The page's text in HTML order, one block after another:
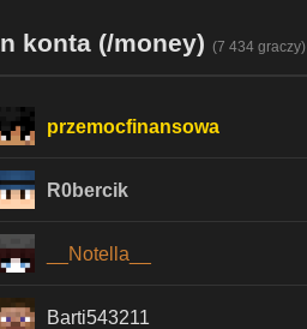
konta (/money) (7 434 graczy)
przemocfinansowa
R0bercik
__Notella__
Barti543211